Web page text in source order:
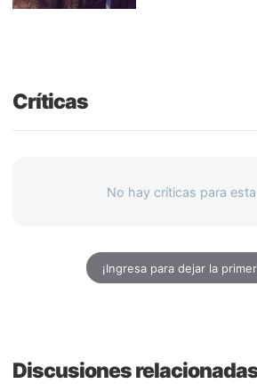
Críticas
No hay críticas para
¡Ingresa para dejar la
Discusiones